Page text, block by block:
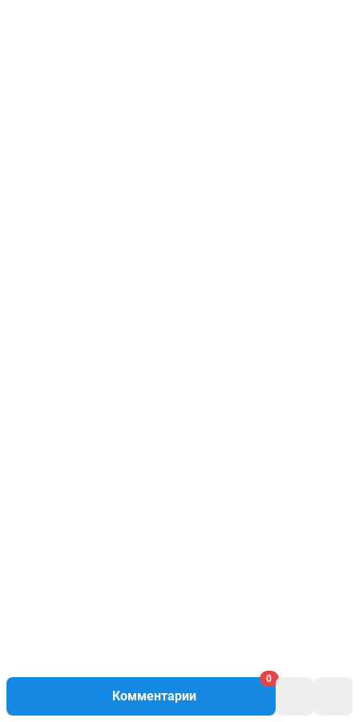
Комментарии
0